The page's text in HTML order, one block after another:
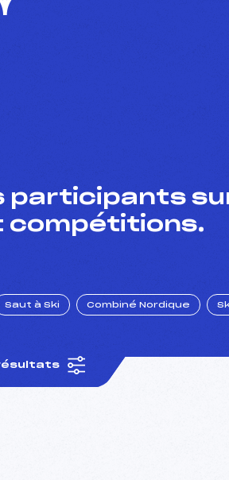
participants
compétitions.
Saut à Ski Combiné Nordique